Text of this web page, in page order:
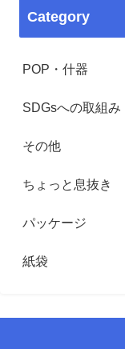
Category
POP・什器
SDGsへの取組み
その他
ちょっと息抜き
パッケージ
紙袋